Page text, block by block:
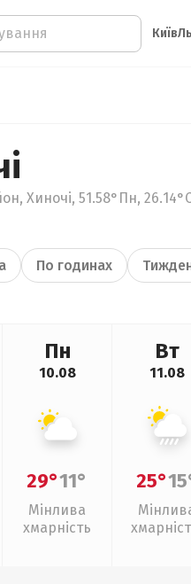
Київ
Хиночі, 51.58°Пн,
По годинах
Пн
10.08
29°11°
Мінлива
хмарність
Вт
11.08
25°